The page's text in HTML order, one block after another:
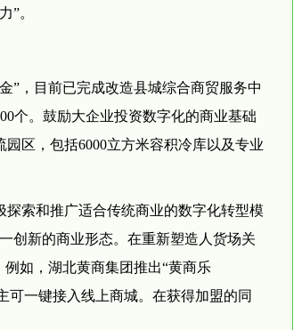
”。
”，目前已完成改造县城综合商贸服务中
个。鼓励大企业投资数字化的商业基础
区，包括6000立方米容积冷库以及专业
索和推广适合传统商业的数字化转型模
创新的商业形态。在重新塑造人货场关
如，湖北黄商集团推出“黄商乐
可一键接入线上商城。在获得加盟的同